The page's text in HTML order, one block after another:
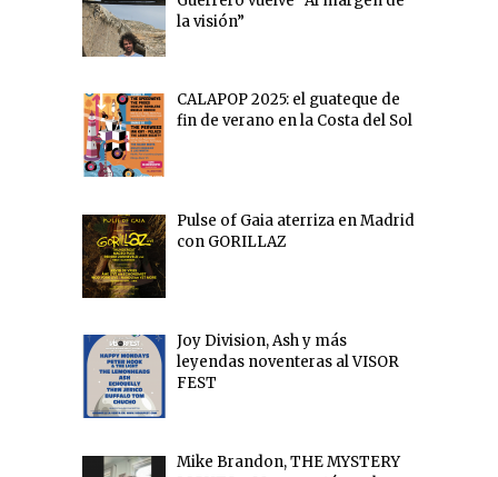
la visión”
CALAPOP 2025: el guateque de
fin de verano en la Costa del Sol
Pulse of Gaia aterriza en Madrid
con GORILLAZ
Joy Division, Ash y más
leyendas noventeras al VISOR
FEST
Mike Brandon, THE MYSTERY